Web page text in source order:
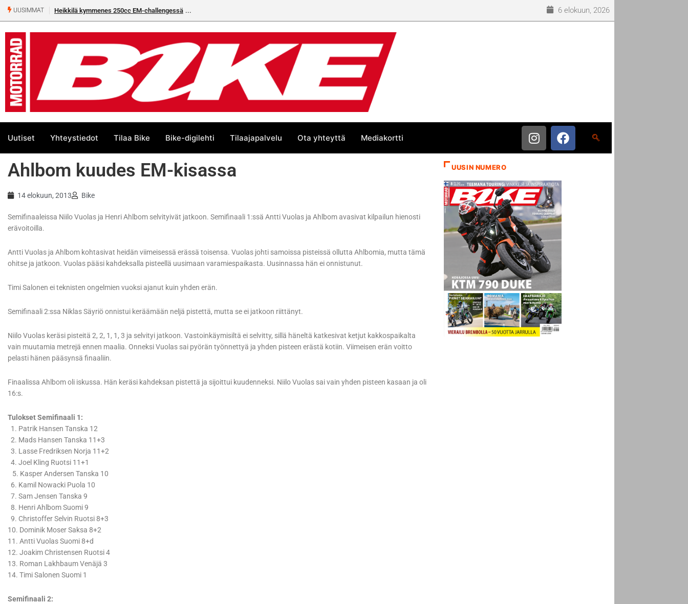
UUSIMMAT Heikkilä kymmenes 250cc EM-challengessä 6 elokuun, 2026
Uutiset Yhteystiedot Tilaa Bike Bike-digilehti Tilaajapalvelu Ota yhteyttä Mediakortti
Ahlbom kuudes EM-kisassa
14 elokuun, 2013 Bike
Semifinaaleissa Niilo Vuolas ja Henri Ahlbom selvityivät jatkoon. Semifinaali 1:ssä Antti Vuolas ja Ahlbom avasivat kilpailun hienosti
erävoitoilla.
Antti Vuolas ja Ahlbom kohtasivat heidän viimeisessä erässä toisensa. Vuolas johti samoissa pisteissä ollutta Ahlbomia, mutta tämä
ohitse ja jatkoon. Vuolas pääsi kahdeksalla pisteellä uusimaan varamiespaikasta. Uusinnassa hän ei onnistunut.
Timi Salonen ei teknisten ongelmien vuoksi ajanut kuin yhden erän.
Semifinaali 2:ssa Niklas Säyriö onnistui keräämään neljä pistettä, mutta se ei jatkoon riittänyt.
Niilo Vuolas keräsi pisteitä 2, 2, 1, 1, 3 ja selvityi jatkoon. Vastoinkäymisiltä ei selvitty, sillä häneltä katkesivat ketjut kakkospaikalta
vain muutamia metrejä ennen maalia. Onneksi Vuolas sai pyörän työnnettyä ja yhden pisteen erästä kotiin. Viimeisen erän voitto
pelasti hänen pääsynsä finaaliin.
Finaalissa Ahlbom oli iskussa. Hän keräsi kahdeksan pistettä ja sijoittui kuudenneksi. Niilo Vuolas sai vain yhden pisteen kasaan ja oli
16:s.
Tulokset Semifinaali 1:
1. Patrik Hansen Tanska 12
2. Mads Hansen Tanska 11+3
3. Lasse Fredriksen Norja 11+2
4. Joel Kling Ruotsi 11+1
5. Kasper Andersen Tanska 10
6. Kamil Nowacki Puola 10
7. Sam Jensen Tanska 9
8. Henri Ahlbom Suomi 9
9. Christoffer Selvin Ruotsi 8+3
10. Dominik Moser Saksa 8+2
11. Antti Vuolas Suomi 8+d
12. Joakim Christensen Ruotsi 4
13. Roman Lakhbaum Venäjä 3
14. Timi Salonen Suomi 1
Semifinaali 2:
UUSIN NUMERO